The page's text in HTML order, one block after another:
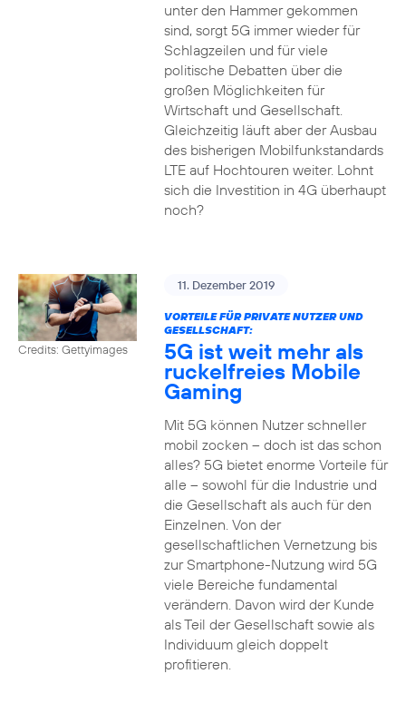
unter den Hammer gekommen
sind, sorgt 5G immer wieder für
Schlagzeilen und für viele
politische Debatten über die
großen Möglichkeiten für
Wirtschaft und Gesellschaft.
Gleichzeitig läuft aber der Ausbau
des bisherigen Mobilfunkstandards
LTE auf Hochtouren weiter. Lohnt
sich die Investition in 4G überhaupt
noch?
Credits: Gettyimages
11. Dezember 2019
VORTEILE FÜR PRIVATE NUTZER UND
GESELLSCHAFT:
5G ist weit mehr als
ruckelfreies Mobile
Gaming
Mit 5G können Nutzer schneller
mobil zocken – doch ist das schon
alles? 5G bietet enorme Vorteile für
alle – sowohl für die Industrie und
die Gesellschaft als auch für den
Einzelnen. Von der
gesellschaftlichen Vernetzung bis
zur Smartphone-Nutzung wird 5G
viele Bereiche fundamental
verändern. Davon wird der Kunde
als Teil der Gesellschaft sowie als
Individuum gleich doppelt
profitieren.